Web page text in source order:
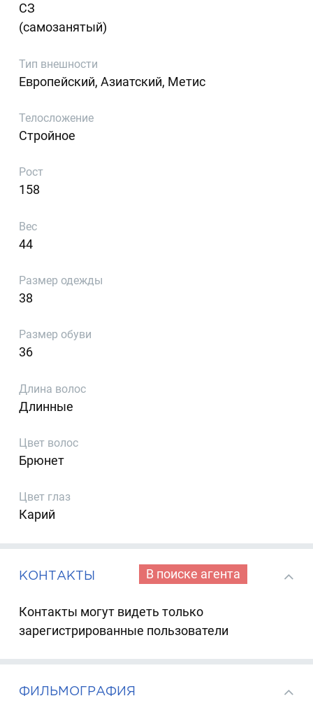
СЗ
(самозанятый)
Тип внешности
Европейский, Азиатский, Метис
Телосложение
Стройное
Рост
158
Вес
44
Размер одежды
38
Размер обуви
36
Длина волос
Длинные
Цвет волос
Брюнет
Цвет глаз
Карий
КОНТАКТЫ В поиске агента
Контакты могут видеть только
зарегистрированные пользователи
ФИЛЬМОГРАФИЯ